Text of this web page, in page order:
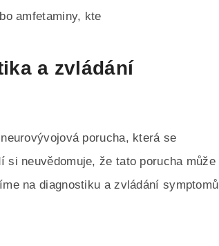
amfetaminy, kte
a zvládání
porucha, která se
neuvědomuje, že tato porucha může
na diagnostiku a zvládání symptomů